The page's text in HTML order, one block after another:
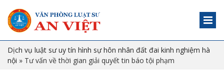
Dịch vụ luật sư uy tín hình sự hôn nhân đất đai kinh nghiệm hà
nội » Tư vấn về thời gian giải quyết tin báo tội phạm